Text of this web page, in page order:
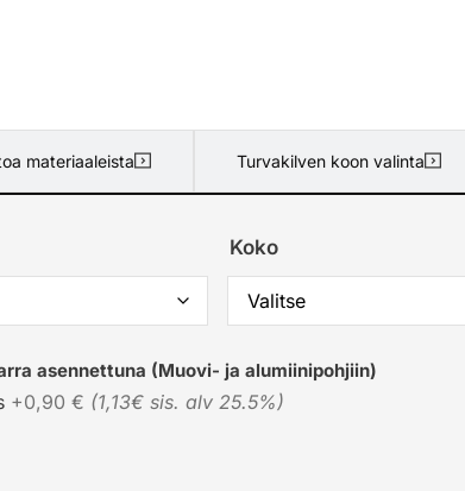
materiaaleista Turvakilven koon valinta
Koko
asennettuna (Muovi- ja alumiinipohjiin)
+0,90 € (1,13€ sis. alv 25.5%)